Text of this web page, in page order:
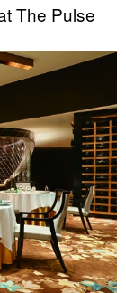
The Pulse